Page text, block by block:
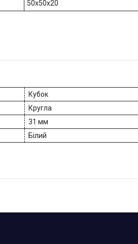
50х50х20
Кубок
Кругла
31 мм
Білий